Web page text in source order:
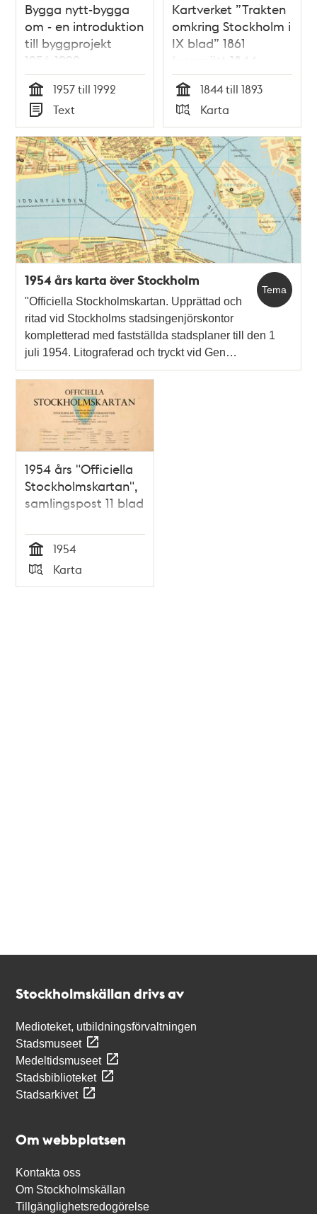
Bygga nytt-bygga
om - en introduktion
till byggprojekt
1956-1992
Tid
1957 till 1992
Typ
Text
Kartverket ”Trakten
omkring Stockholm i
IX blad” 1861
(uppmätt 1844-
1850, översedd 1891-
1893)
Tid
1844 till 1893
Typ
Karta
Tema
1954 års karta över Stockholm
"Officiella Stockholmskartan. Upprättad och
ritad vid Stockholms stadsingenjörskontor
kompletterad med fastställda stadsplaner till den 1
juli 1954. Litograferad och tryckt vid Gen…
1954 års "Officiella
Stockholmskartan",
samlingspost 11 blad
Tid
1954
Typ
Karta
Stockholmskällan drivs av
Medioteket, utbildningsförvaltningen
Stadsmuseet
Medeltidsmuseet
Stadsbiblioteket
Stadsarkivet
Om webbplatsen
Kontakta oss
Om Stockholmskällan
Tillgänglighetsredogörelse